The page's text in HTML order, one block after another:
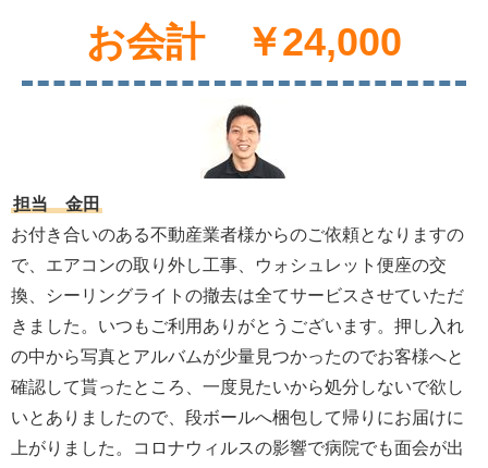
お会計 ￥24,000
担当 金田
お付き合いのある不動産業者様からのご依頼となりますの
で、エアコンの取り外し工事、ウォシュレット便座の交
換、シーリングライトの撤去は全てサービスさせていただ
きました。いつもご利用ありがとうございます。押し入れ
の中から写真とアルバムが少量見つかったのでお客様へと
確認して貰ったところ、一度見たいから処分しないで欲し
いとありましたので、段ボールへ梱包して帰りにお届けに
上がりました。コロナウィルスの影響で病院でも面会が出